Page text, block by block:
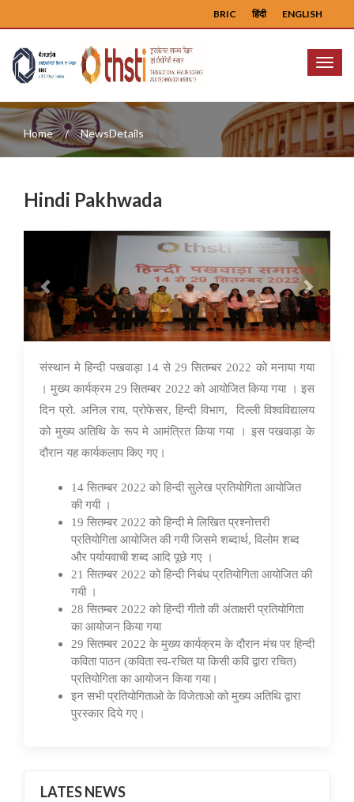
ENGLISH
हिंदी
BRIC
Menu
Home NewsDetails
Hindi Pakhwada
Previous Next
07 Oct 2022
संस्थान मे हिन्दी पखवाड़ा 14 से 29 सितम्बर 2022 को मनाया गया
। मुख्य कार्यक्रम 29 सितम्बर 2022 को आयोजित किया गया । इस
दिन प्रो. अनिल राय, प्रोफेसर, हिन्दी विभाग, दिल्ली विश्वविद्यालय
को मुख्य अतिथि के रूप मे आमंत्रित किया गया । इस पखवाड़ा के
दौरान यह कार्यकलाप किए गए।
14 सितम्बर 2022 को हिन्दी सुलेख प्रतियोगिता आयोजित
की गयी ।
19 सितम्बर 2022 को हिन्दी मे लिखित प्रश्नोत्तरी
प्रतियोगिता आयोजित की गयी जिसमे शब्दार्थ, विलोम शब्द
और पर्यायवाची शब्द आदि पूछे गए ।
21 सितम्बर 2022 को हिन्दी निबंध प्रतियोगिता आयोजित की
गयी ।
28 सितम्बर 2022 को हिन्दी गीतो की अंताक्षरी प्रतियोगिता
का आयोजन किया गया
29 सितम्बर 2022 के मुख्य कार्यक्रम के दौरान मंच पर हिन्दी
कविता पाठन (कविता स्व-रचित या किसी कवि द्वारा रचित)
प्रतियोगिता का आयोजन किया गया।
इन सभी प्रतियोगिताओ के विजेताओ को मुख्य अतिथि द्वारा
पुरस्कार दिये गए।
LATES NEWS